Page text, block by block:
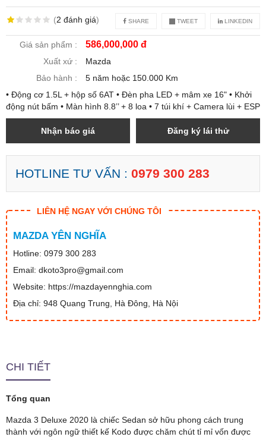
(2 đánh giá) SHARE TWEET LINKEDIN
Giá sản phẩm : 586,000,000 đ
Xuất xứ :
Mazda
Bảo hành :
5 năm hoặc 150.000 Km
• Động cơ 1.5L + hộp số 6AT • Đèn pha LED + mâm xe 16" • Khởi
động nút bấm • Màn hình 8.8’’ + 8 loa • 7 túi khí + Camera lùi + ESP
Nhận báo giá Đăng ký lái thử
HOTLINE TƯ VẤN : 0979 300 283
LIÊN HỆ NGAY VỚI CHÚNG TÔI
MAZDA YÊN NGHĨA
Hotline: 0979 300 283
Email: dkoto3pro@gmail.com
Website: https://mazdayennghia.com
Địa chỉ: 948 Quang Trung, Hà Đông, Hà Nội
CHI TIẾT
Tổng quan
Mazda 3 Deluxe 2020 là chiếc Sedan sở hữu phong cách trung
thành với ngôn ngữ thiết kế Kodo được chăm chút tỉ mỉ vốn được